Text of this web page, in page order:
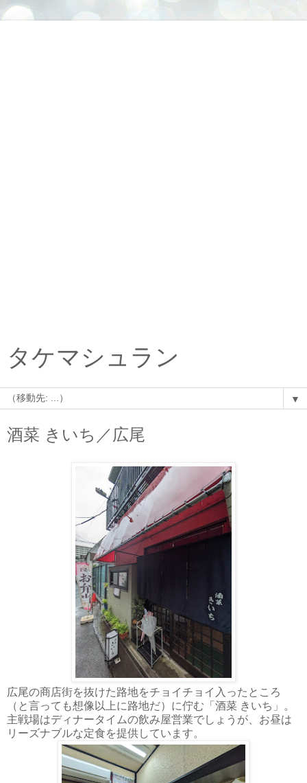
タケマシュラン
▼
酒菜 きいち／広尾
広尾の商店街を抜けた路地をチョイチョイ入ったところ
（と言っても想像以上に路地だ）に佇む「酒菜 きいち」。
主戦場はディナータイムの飲み屋営業でしょうが、お昼は
リーズナブルな定食を提供しています。